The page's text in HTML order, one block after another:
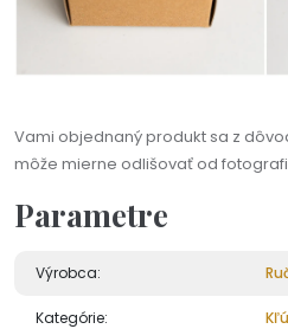
Vami objednaný produkt sa z
môže mierne odlišovať od
Parametre
Výrobca:
Kategórie: